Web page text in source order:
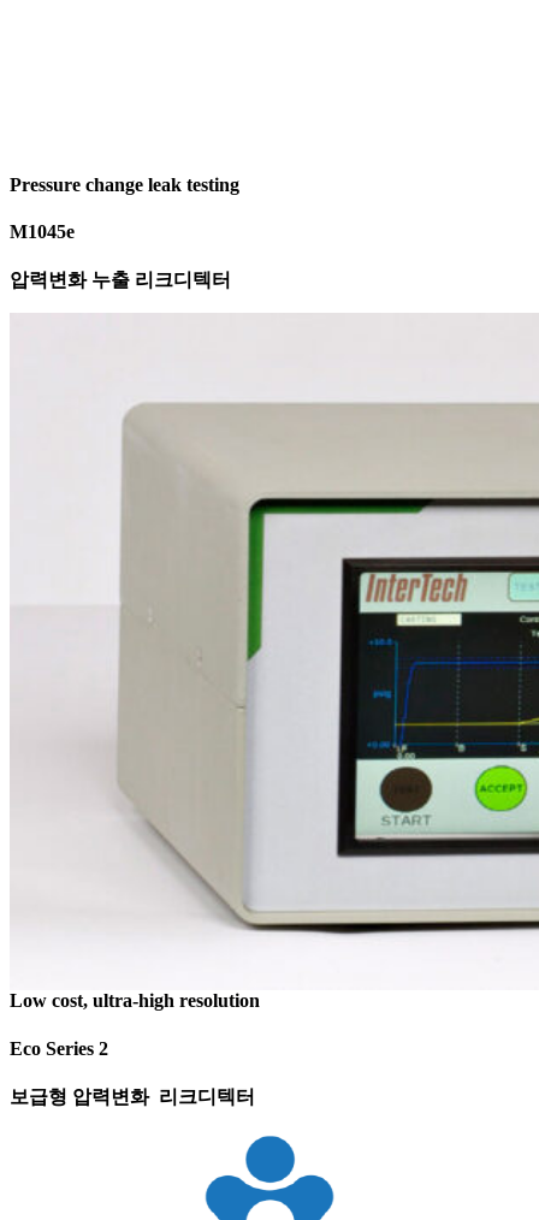
Pressure change leak testing
M1045e
압력변화 누출 리크디텍터
Low cost, ultra-high resolution
Eco Series 2
보급형 압력변화 리크디텍터